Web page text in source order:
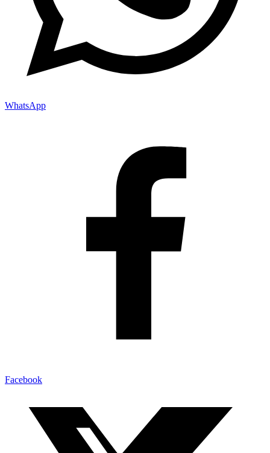
WhatsApp
Facebook